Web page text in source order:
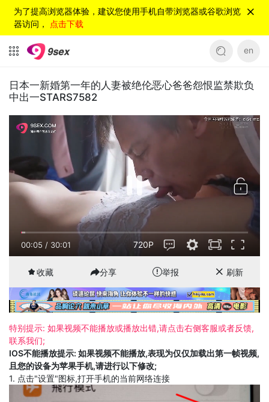
为了提高浏览器体验，建议您使用手机自带浏览器或谷歌浏览
器访问， 点击下载
en
日本一新婚第一年的人妻被绝伦恶心爸爸怨恨监禁欺负
中出一STARS7582
00:05 / 30:01 720P
收藏 分享 举报 刷新
特别提示: 如果视频不能播放或播放出错,请点击右侧客服或者反馈,
联系我们;
IOS不能播放提示: 如果视频不能播放,表现为仅仅加载出第一帧视频,
且您的设备为苹果手机,请进行以下修改;
1. 点击"设置"图标,打开手机的当前网络连接